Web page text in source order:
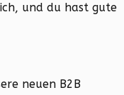
und du hast gute
neuen B2B